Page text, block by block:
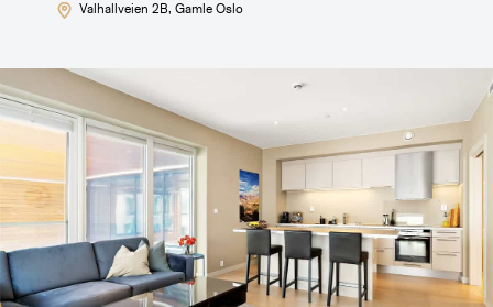
Valhallveien 2B, Gamle Oslo